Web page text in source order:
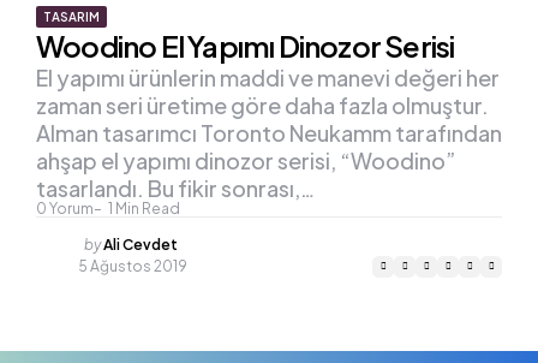
TASARIM
Woodino El Yapımı Dinozor Serisi
0 Yorum 1 Min Read
El yapımı ürünlerin maddi ve manevi değeri her
zaman seri üretime göre daha fazla olmuştur.
Alman tasarımcı Toronto Neukamm tarafından
ahşap el yapımı dinozor serisi, “Woodino”
tasarlandı. Bu fikir sonrası,…
Posted
by
byAli Cevdet
5 Ağustos 2019